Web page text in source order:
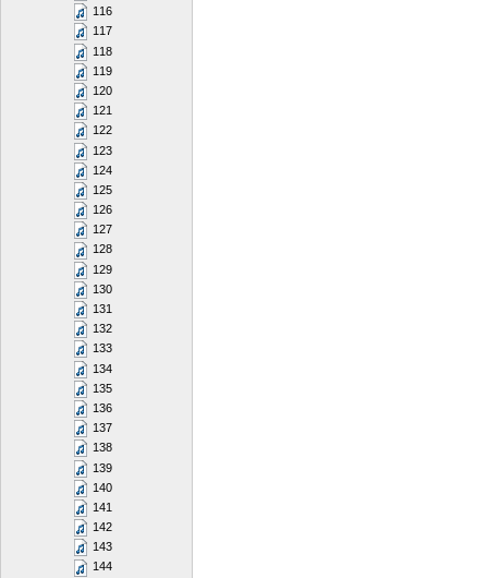
116
117
118
119
120
121
122
123
124
125
126
127
128
129
130
131
132
133
134
135
136
137
138
139
140
141
142
143
144